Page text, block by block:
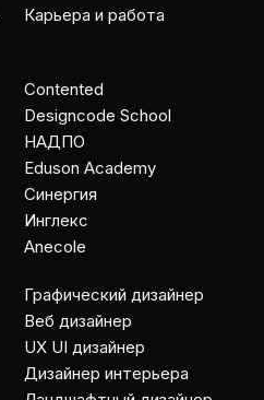
Карьера и работа
Contented
Designcode School
НАДПО
Eduson Academy
Cинергия
Инглекс
Anecole
Графический дизайнер
Веб дизайнер
UX UI дизайнер
Дизайнер интерьера